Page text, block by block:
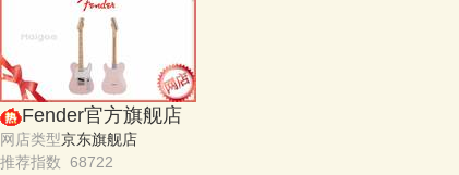
Fender官方旗舰店
网店类型京东旗舰店
推荐指数 68722